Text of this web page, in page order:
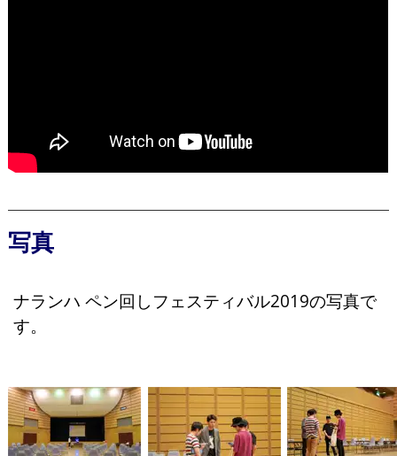
写真
ナランハ ペン回しフェスティバル2019の写真で
す。